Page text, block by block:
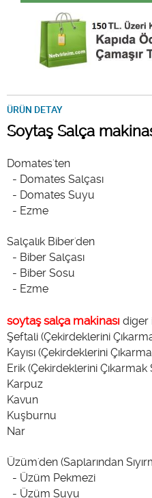
ÜRÜN DETAY
Soytaş Salça
Domates'ten
- Domates Salçası
- Domates Suyu
- Ezme
Salçalık Biber'den
- Biber Salçası
- Biber Sosu
- Ezme
soytaş salça makinası diger
Şeftali (Çekirdeklerini
Kayısı (Çekirdeklerini
Erik (Çekirdeklerini Çıkarmak
Karpuz
Kavun
Kuşburnu
Nar
Üzüm'den (Saplarından
- Üzüm Pekmezi
- Üzüm Suyu